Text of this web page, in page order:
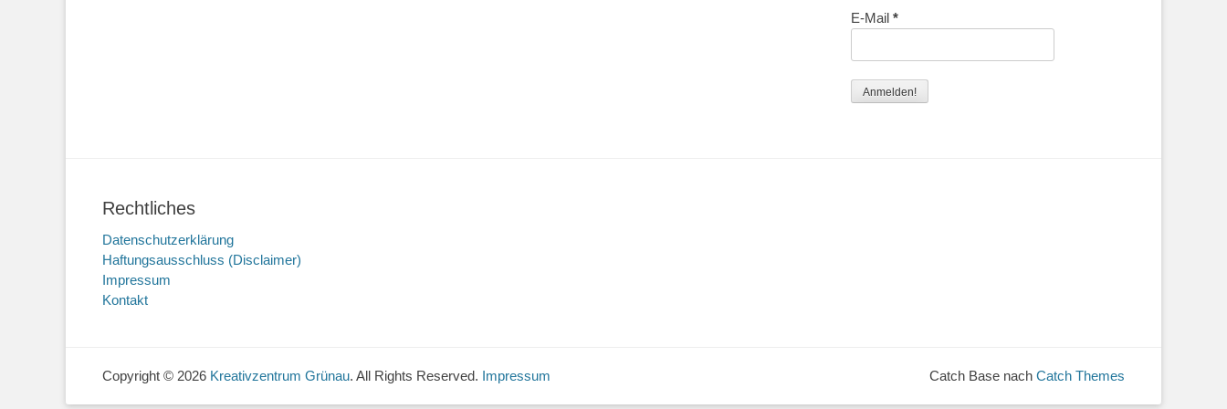
E-Mail *
Rechtliches
Datenschutzerklärung
Haftungsausschluss (Disclaimer)
Impressum
Kontakt
Copyright © 2026 Kreativzentrum Grünau. All Rights Reserved. Impressum Catch Base nach Catch Themes